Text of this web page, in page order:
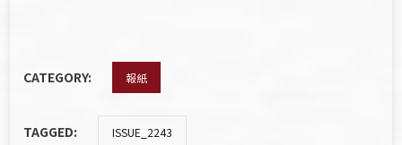
CATEGORY: 報紙
TAGGED: ISSUE_2243